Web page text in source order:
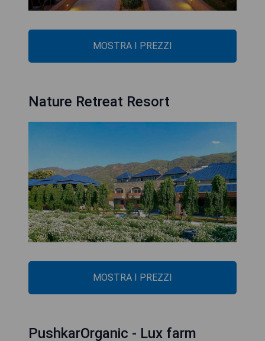
MOSTRA I PREZZI
Nature Retreat Resort
MOSTRA I PREZZI
PushkarOrganic - Lux farm